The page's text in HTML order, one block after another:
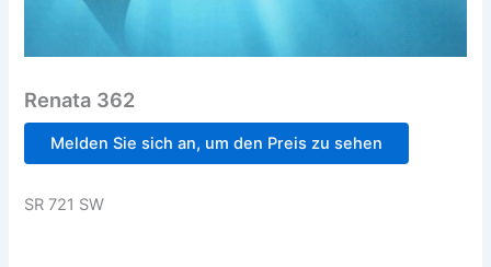
Renata 362
Melden Sie sich an, um den Preis zu sehen
SR 721 SW